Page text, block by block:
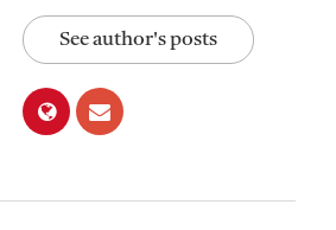
See author's posts